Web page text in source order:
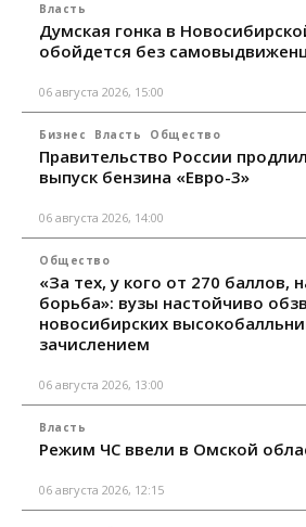
Власть
Думская гонка в
обойдется без
06 августа 2026, 15:00
Бизнес Власть Общество
Правительство России
выпуск бензина «Евро-3»
06 августа 2026, 14:00
Общество
«За тех, у кого от 270 баллов,
борьба»: вузы настойчиво
новосибирских
зачислением
06 августа 2026, 13:00
Власть
Режим ЧС ввели в Омской
06 августа 2026, 12:15